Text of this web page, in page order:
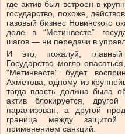
где актив был встроен в
государство, похоже,
газовый бизнес Новинского
доле в “Метинвесте”
шагов — ни передачи в
И это, пожалуй, главный
Государство могло
“Метинвесте” будет
Ахметова, одному из
тогда власть должна была
актив блокируется,
парализован, а другой
граница между защитой
применением санкций.